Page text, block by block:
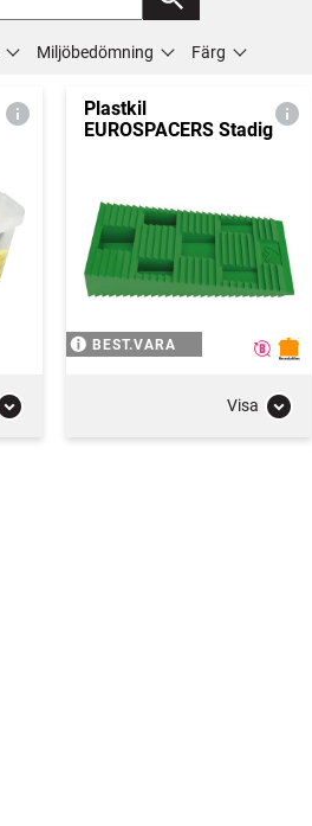
Miljöbedömning Färg
Plastkil
EUROSPACERS Stadig
BEST.VARA
Visa